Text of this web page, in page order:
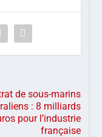
de sous-marins
: 8 milliards
pour l’industrie
française